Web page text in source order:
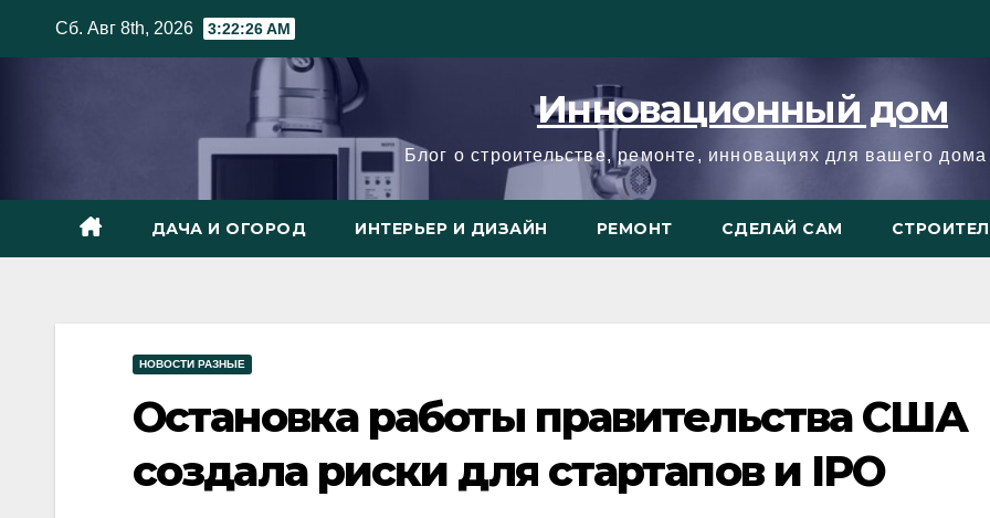
Сб. Авг 8th, 2026 3:22:27 AM
Инновационный дом
Блог о строительстве, ремонте, инновациях для вашего дома
ДАЧА И ОГОРОД ИНТЕРЬЕР И ДИЗАЙН РЕМОНТ СДЕЛАЙ САМ
НОВОСТИ РАЗНЫЕ
Остановка работы правительства США
создала риски для стартапов и IPO